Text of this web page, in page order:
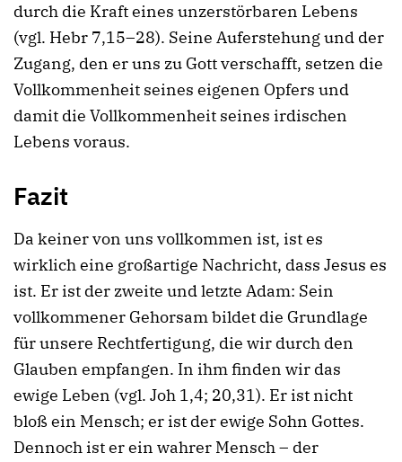
durch die Kraft eines unzerstörbaren Lebens
(vgl. Hebr 7,15–28). Seine Auferstehung und der
Zugang, den er uns zu Gott verschafft, setzen die
Vollkommenheit seines eigenen Opfers und
damit die Vollkommenheit seines irdischen
Lebens voraus.
Fazit
Da keiner von uns vollkommen ist, ist es
wirklich eine großartige Nachricht, dass Jesus es
ist. Er ist der zweite und letzte Adam: Sein
vollkommener Gehorsam bildet die Grundlage
für unsere Rechtfertigung, die wir durch den
Glauben empfangen. In ihm finden wir das
ewige Leben (vgl. Joh 1,4; 20,31). Er ist nicht
bloß ein Mensch; er ist der ewige Sohn Gottes.
Dennoch ist er ein wahrer Mensch – der